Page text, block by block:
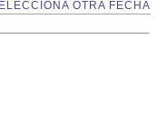
OTRA FECHA